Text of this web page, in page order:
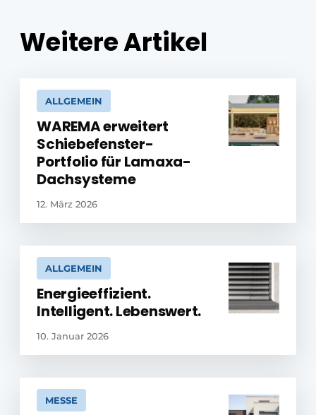
Weitere Artikel
ALLGEMEIN
WAREMA erweitert
Schiebefenster-
Portfolio für Lamaxa-
Dachsysteme
12. März 2026
ALLGEMEIN
Energieeffizient.
Intelligent. Lebenswert.
10. Januar 2026
MESSE